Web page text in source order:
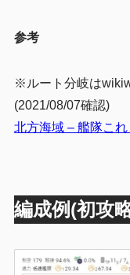
参考
※ルート分岐は
(2021/08/07確認)
北方海域 – 艦隊こ
編成例(初攻